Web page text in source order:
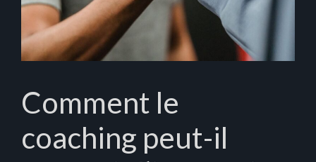
Comment le
coaching peut-il